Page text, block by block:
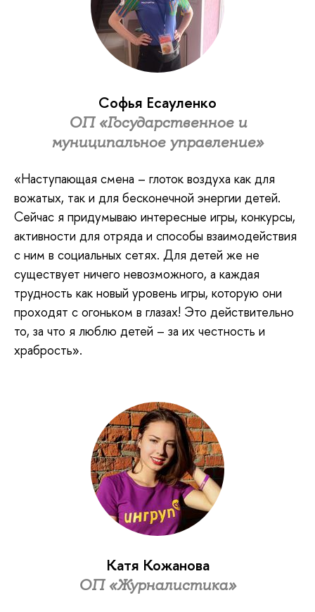
Софья Есауленко
ОП «Государственное и
муниципальное управление»
«Наступающая смена – глоток воздуха как для
вожатых, так и для бесконечной энергии детей.
Сейчас я придумываю интересные игры, конкурсы,
активности для отряда и способы взаимодействия
с ним в социальных сетях. Для детей же не
существует ничего невозможного, а каждая
трудность как новый уровень игры, которую они
проходят с огоньком в глазах! Это действительно
то, за что я люблю детей – за их честность и
храбрость».
Катя Кожанова
ОП «Журналистика»